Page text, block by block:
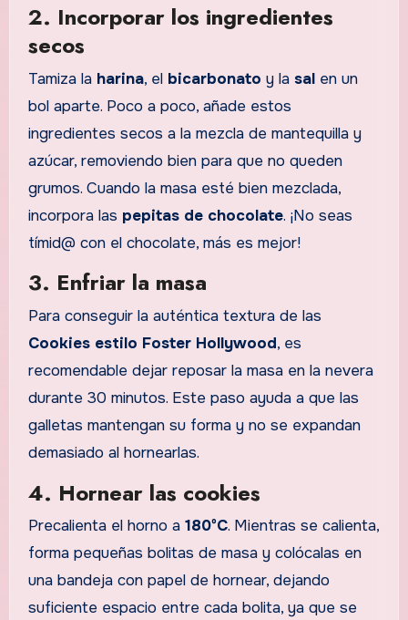
2. Incorporar los ingredientes
secos
Tamiza la harina, el bicarbonato y la salen un
bol aparte. Poco a poco, añade estos
ingredientes secos a la mezcla de mantequilla y
azúcar, removiendo bien para que no queden
grumos. Cuando la masa esté bien mezclada,
incorpora las pepitas de chocolate. ¡No seas
tímid@ con el chocolate, más es mejor!
3. Enfriar la masa
Para conseguir la auténtica textura de las
Cookies estilo Foster Hollywood, es
recomendable dejar reposar la masa en la nevera
durante 30 minutos. Este paso ayuda a que las
galletas mantengan su forma y no se expandan
demasiado al hornearlas.
4. Hornear las cookies
Precalienta el horno a 180ºC. Mientras se calienta,
forma pequeñas bolitas de masa y colócalas en
una bandeja con papel de hornear, dejando
suficiente espacio entre cada bolita, ya que se